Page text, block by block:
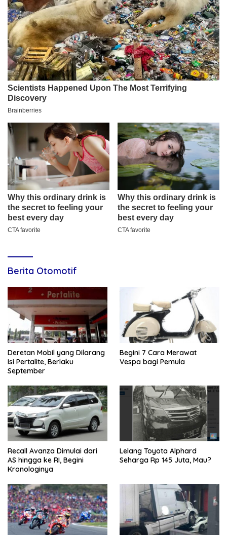
Berita Otomotif
Deretan Mobil yang Dilarang
Isi Pertalite, Berlaku
September
Begini 7 Cara Merawat
Vespa bagi Pemula
Recall Avanza Dimulai dari
AS hingga ke RI, Begini
Kronologinya
Lelang Toyota Alphard
Seharga Rp 145 Juta, Mau?